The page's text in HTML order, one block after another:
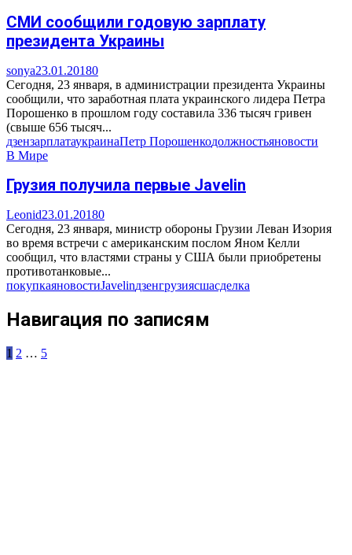
СМИ сообщили годовую зарплату
президента Украины
sonya23.01.20180
Сегодня, 23 января, в администрации президента Украины
сообщили, что заработная плата украинского лидера Петра
Порошенко в прошлом году составила 336 тысяч гривен
(свыше 656 тысяч...
дзензарплатаукраинаПетр Порошенкодолжностьяновости
В Мире
Грузия получила первые Javelin
Leonid23.01.20180
Сегодня, 23 января, министр обороны Грузии Леван Изория
во время встречи с американским послом Яном Келли
сообщил, что властями страны у США были приобретены
противотанковые...
покупкаяновостиJavelinдзенгрузиясшасделка
Навигация по записям
1 2 … 5